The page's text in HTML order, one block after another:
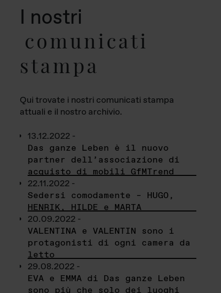
I nostri
comunicati
stampa
Qui trovate i nostri comunicati stampa
attuali e il nostro archivio.
13.12.2022 -
Das ganze Leben è il nuovo
partner dell’associazione di
acquisto di mobili GfMTrend
22.11.2022 -
Sedersi comodamente – HUGO,
HENRIK, HILDE e MARTA
20.09.2022 -
VALENTINA e VALENTIN sono i
protagonisti di ogni camera da
letto
29.08.2022 -
EVA e EMMA di Das ganze Leben
sono più che solo dei luoghi